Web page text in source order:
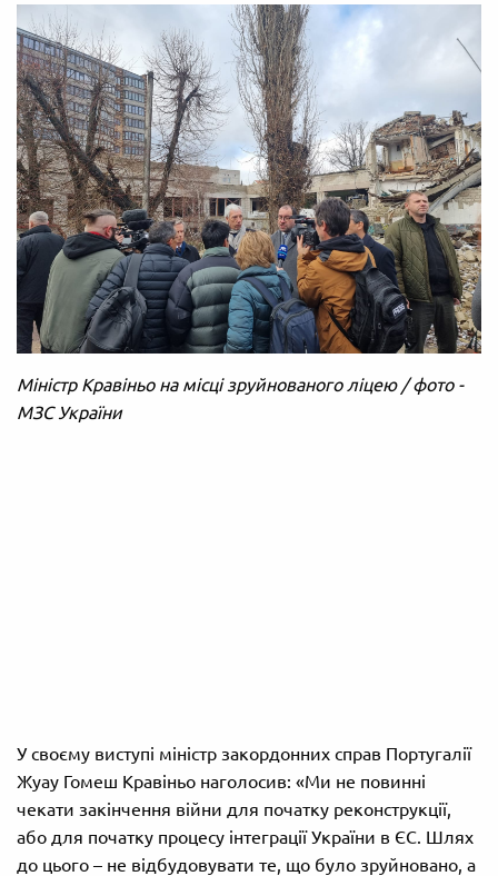
Міністр Кравіньо на місці зруйнованого ліцею / фото -
МЗС України
У своєму виступі міністр закордонних справ Португалії
Жуау Гомеш Кравіньо наголосив: «Ми не повинні
чекати закінчення війни для початку реконструкції,
або для початку процесу інтеграції України в ЄС. Шлях
до цього – не відбудовувати те, що було зруйновано, а